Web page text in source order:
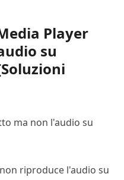
Player
su
ma non l'audio su
riproduce l'audio su